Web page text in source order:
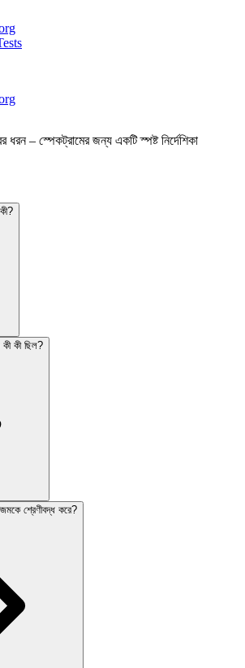
ধরন – স্পেকট্রামের জন্য একটি স্পষ্ট নির্দেশিকা
কী ছিল?
শ্রেণীবদ্ধ করে?